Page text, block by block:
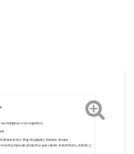
las imágenes o los requisitos
One Stop Hospitality Solution Service
muchos tipos de productos que cubren el dormitorio, el baño y